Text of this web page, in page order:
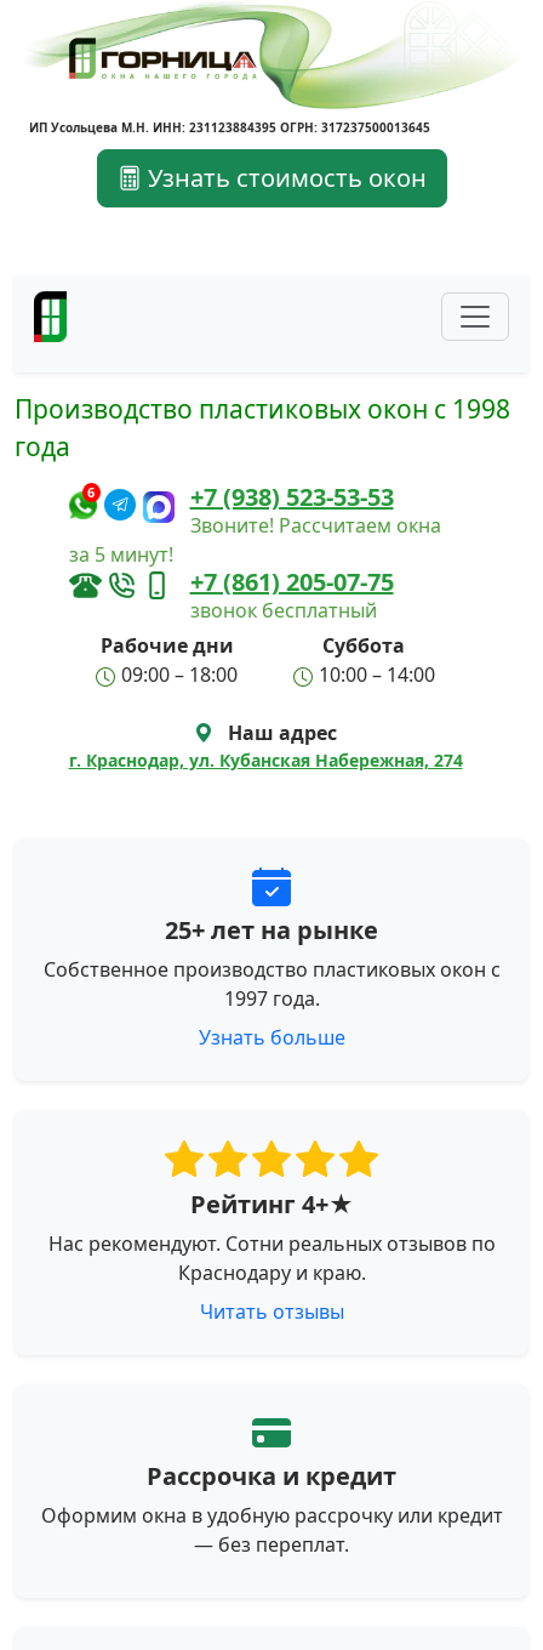
ИП Усольцева М.Н. ИНН: 231123884395 ОГРН: 317237500013645
Узнать стоимость окон
Производство пластиковых окон с 1998
года
6 +7 (938) 523-53-53
Звоните! Рассчитаем окна
за 5 минут!
+7 (861) 205-07-75
звонок бесплатный
Рабочие дни
Суббота
09:00 – 18:00
10:00 – 14:00
Наш адрес
г. Краснодар, ул. Кубанская Набережная, 274
25+ лет на рынке
Собственное производство пластиковых окон с
1997 года.
Узнать больше
Рейтинг 4+★
Нас рекомендуют. Сотни реальных отзывов по
Краснодару и краю.
Читать отзывы
Рассрочка и кредит
Оформим окна в удобную рассрочку или кредит
— без переплат.